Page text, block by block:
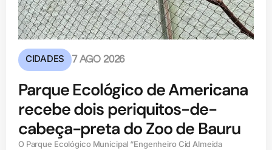
CIDADES 7 AGO 2026
Parque Ecológico de Americana
recebe dois periquitos-de-
cabeça-preta do Zoo de Bauru
O Parque Ecológico Municipal “Engenheiro Cid Almeida